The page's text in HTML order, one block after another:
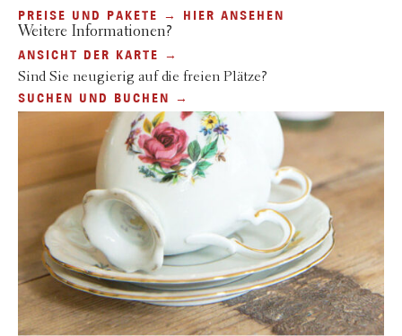
PREISE UND PAKETE → HIER ANSEHEN
Weitere Informationen?
ANSICHT DER KARTE →
Sind Sie neugierig auf die freien Plätze?
SUCHEN UND BUCHEN →